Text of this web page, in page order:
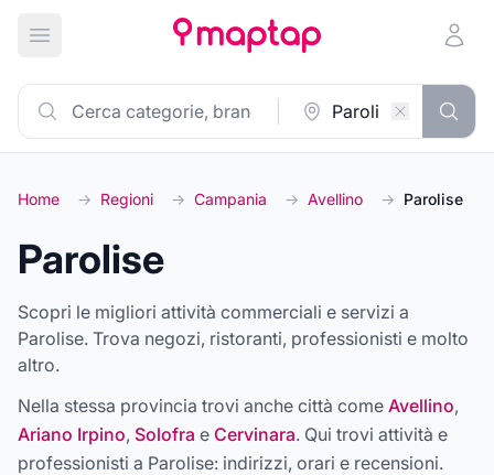
Apri menu principale
Home → Regioni → Campania → Avellino → Parolise
Parolise
Scopri le migliori attività commerciali e servizi a
Parolise. Trova negozi, ristoranti, professionisti e molto
altro.
Nella stessa provincia trovi anche città come Avellino,
Ariano Irpino, Solofra e Cervinara. Qui trovi attività e
professionisti a Parolise: indirizzi, orari e recensioni.